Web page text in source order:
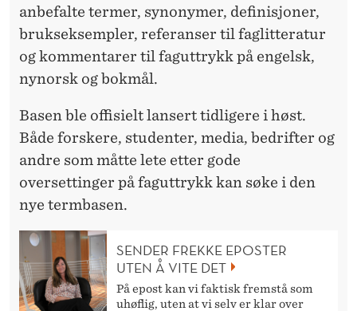
anbefalte termer, synonymer, definisjoner,
brukseksempler, referanser til faglitteratur
og kommentarer til faguttrykk på engelsk,
nynorsk og bokmål.
Basen ble offisielt lansert tidligere i høst.
Både forskere, studenter, media, bedrifter og
andre som måtte lete etter gode
oversettinger på faguttrykk kan søke i den
nye termbasen.
SENDER FREKKE EPOSTER
UTEN Å VITE DET
På epost kan vi faktisk fremstå som
uhøflig, uten at vi selv er klar over